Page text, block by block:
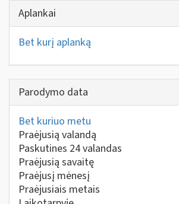
Aplankai
Bet kurį aplanką
Parodymo data
Bet kuriuo metu
Praėjusią valandą
Paskutines 24 valandas
Praėjusią savaitę
Praėjusį mėnesį
Praėjusiais metais